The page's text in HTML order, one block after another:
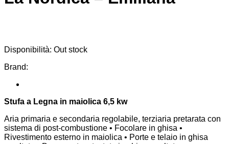
Disponibilità: Out stock
Brand:
Stufa a Legna in maiolica 6,5 kw
Aria primaria e secondaria regolabile, terziaria pretarata con
sistema di post-combustione • Focolare in ghisa •
Rivestimento esterno in maiolica • Porte e telaio in ghisa